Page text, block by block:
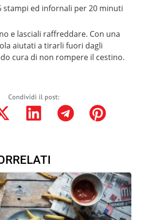
stampi ed infornali per 20 minuti
e lasciali raffreddare. Con una
aiutati a tirarli fuori dagli
cura di non rompere il cestino.
Condividi il post: